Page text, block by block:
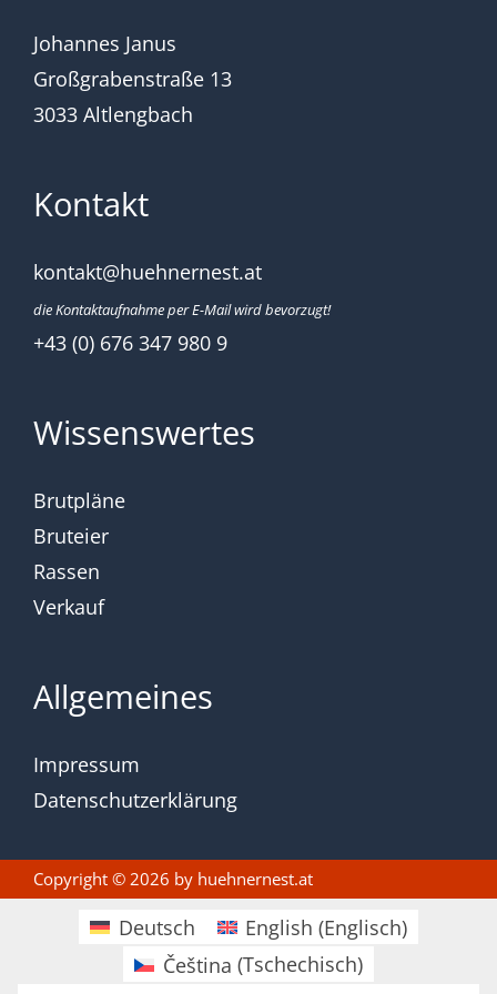
Johannes Janus
Großgrabenstraße 13
3033 Altlengbach
Kontakt
kontakt@huehnernest.at
die Kontaktaufnahme per E-Mail wird bevorzugt!
+43 (0) 676 347 980 9
Wissenswertes
Brutpläne
Bruteier
Rassen
Verkauf
Allgemeines
Impressum
Datenschutzerklärung
Copyright © 2026 by huehnernest.at
Deutsch English (Englisch)
Čeština (Tschechisch)